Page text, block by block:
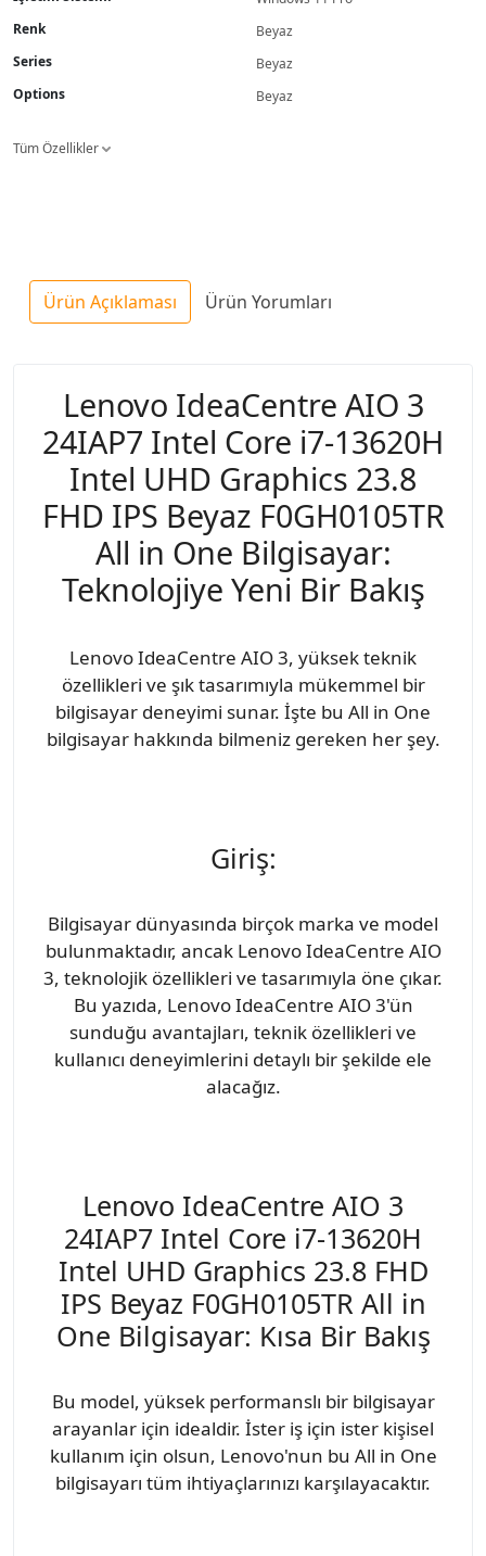
Renk
Beyaz
Series
Beyaz
Options
Beyaz
Tüm Özellikler
Ürün Açıklaması Ürün Yorumları
Lenovo IdeaCentre AIO 3
24IAP7 Intel Core i7-13620H
Intel UHD Graphics 23.8
FHD IPS Beyaz F0GH0105TR
All in One Bilgisayar:
Teknolojiye Yeni Bir Bakış
Lenovo IdeaCentre AIO 3, yüksek teknik
özellikleri ve şık tasarımıyla mükemmel bir
bilgisayar deneyimi sunar. İşte bu All in One
bilgisayar hakkında bilmeniz gereken her şey.
Giriş:
Bilgisayar dünyasında birçok marka ve model
bulunmaktadır, ancak Lenovo IdeaCentre AIO
3, teknolojik özellikleri ve tasarımıyla öne çıkar.
Bu yazıda, Lenovo IdeaCentre AIO 3'ün
sunduğu avantajları, teknik özellikleri ve
kullanıcı deneyimlerini detaylı bir şekilde ele
alacağız.
Lenovo IdeaCentre AIO 3
24IAP7 Intel Core i7-13620H
Intel UHD Graphics 23.8 FHD
IPS Beyaz F0GH0105TR All in
One Bilgisayar: Kısa Bir Bakış
Bu model, yüksek performanslı bir bilgisayar
arayanlar için idealdir. İster iş için ister kişisel
kullanım için olsun, Lenovo'nun bu All in One
bilgisayarı tüm ihtiyaçlarınızı karşılayacaktır.